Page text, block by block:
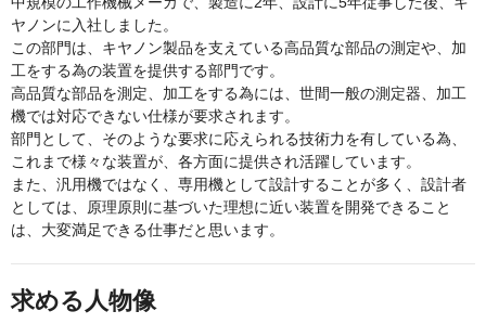
ヤノンに入社しました。
この部門は、キヤノン製品を支えている高品質な部品の測定や、加
工をする為の装置を提供する部門です。
高品質な部品を測定、加工をする為には、世間一般の測定器、加工
機では対応できない仕様が要求されます。
部門として、そのような要求に応えられる技術力を有している為、
これまで様々な装置が、各方面に提供され活躍しています。
また、汎用機ではなく、専用機として設計することが多く、設計者
としては、原理原則に基づいた理想に近い装置を開発できること
は、大変満足できる仕事だと思います。
求める人物像